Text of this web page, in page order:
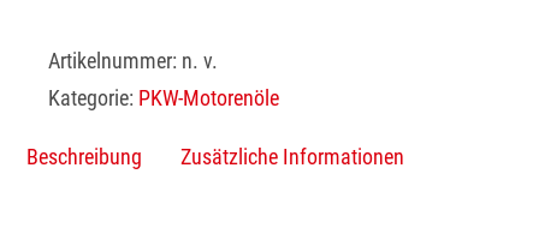
Artikelnummer: n. v.
Kategorie: PKW-Motorenöle
Beschreibung Zusätzliche Informationen